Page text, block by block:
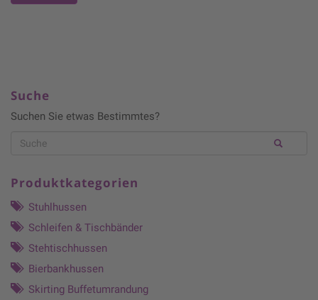
Suche
Suchen Sie etwas Bestimmtes?
Produktkategorien
Stuhlhussen
Schleifen & Tischbänder
Stehtischhussen
Bierbankhussen
Skirting Buffetumrandung